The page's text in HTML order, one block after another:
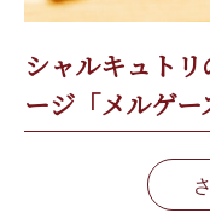
シャルキュト
ージ「メルゲー